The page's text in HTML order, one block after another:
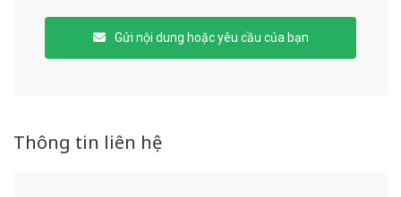
Gửi nội dung hoặc yêu cầu của bạn
Thông tin liên hệ